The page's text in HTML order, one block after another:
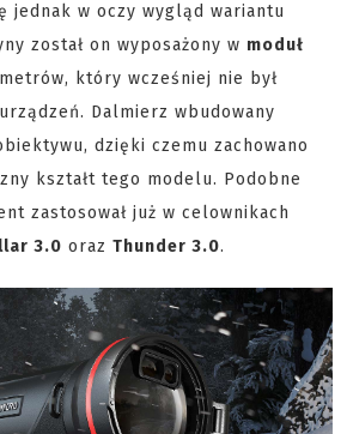
jednak w oczy wygląd wariantu
został on wyposażony w moduł
który wcześniej nie był
Dalmierz wbudowany
dzięki czemu zachowano
kształt tego modelu. Podobne
zastosował już w celownikach
3.0 oraz Thunder 3.0.